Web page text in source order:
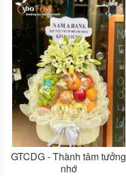
GTCDG - Thành tâm tưởng
nhớ